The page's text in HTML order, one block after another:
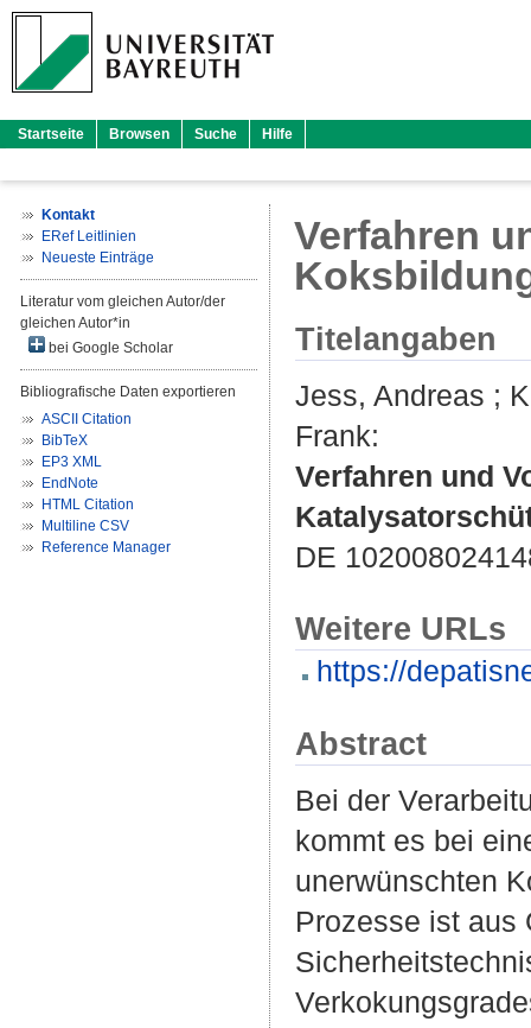
Startseite Browsen Suche Hilfe
Kontakt
ERef Leitlinien
Neueste Einträge
Literatur vom gleichen Autor/der
gleichen Autor*in
bei Google Scholar
Bibliografische Daten exportieren
ASCII Citation
BibTeX
EP3 XML
EndNote
HTML Citation
Multiline CSV
Reference Manager
Verfahren
Titelangaben
Jess, Andreas ;
Frank:
Verfahren und
DE
Weitere URLs
https://
Abstract
Bei der
kommt es bei
unerwünschten
Prozesse ist aus